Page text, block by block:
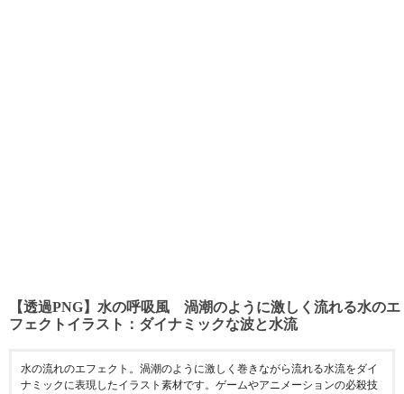
【透過PNG】水の呼吸風 渦潮のように激しく流れる水のエ
フェクトイラスト：ダイナミックな波と水流
水の流れのエフェクト。渦潮のように激しく巻きながら流れる水流をダイ
ナミックに表現したイラスト素材です。ゲームやアニメーションの必殺技